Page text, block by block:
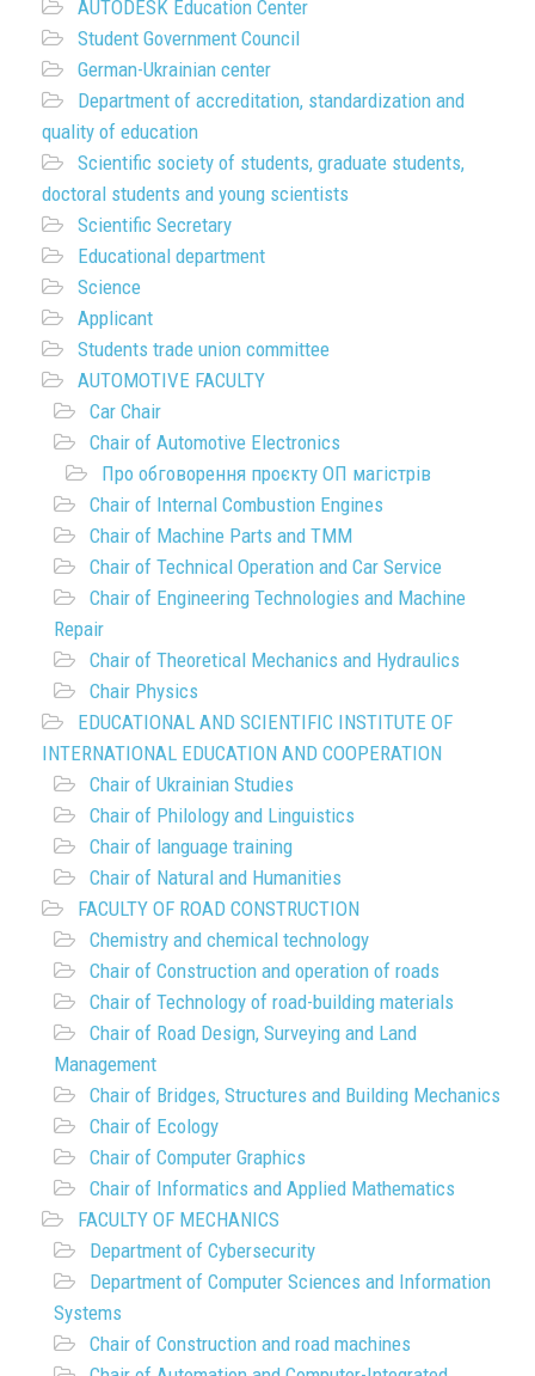
AUTODESK Education Center
Student Government Council
German-Ukrainian center
Department of accreditation, standardization and
quality of education
Scientific society of students, graduate students,
doctoral students and young scientists
Scientific Secretary
Educational department
Science
Applicant
Students trade union committee
AUTOMOTIVE FACULTY
Car Chair
Chair of Automotive Electronics
Про обговорення проєкту ОП магістрів
Chair of Internal Combustion Engines
Chair of Machine Parts and TMM
Chair of Technical Operation and Car Service
Chair of Engineering Technologies and Machine
Repair
Chair of Theoretical Mechanics and Hydraulics
Chair Physics
EDUCATIONAL AND SCIENTIFIC INSTITUTE OF
INTERNATIONAL EDUCATION AND COOPERATION
Chair of Ukrainian Studies
Chair of Philology and Linguistics
Chair of language training
Chair of Natural and Humanities
FACULTY OF ROAD CONSTRUCTION
Chemistry and chemical technology
Chair of Construction and operation of roads
Chair of Technology of road-building materials
Chair of Road Design, Surveying and Land
Management
Chair of Bridges, Structures and Building Mechanics
Chair of Ecology
Chair of Computer Graphics
Chair of Informatics and Applied Mathematics
FACULTY OF MECHANICS
Department of Cybersecurity
Department of Computer Sciences and Information
Systems
Chair of Construction and road machines